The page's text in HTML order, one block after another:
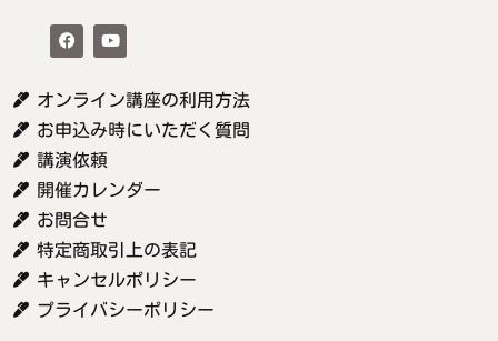
オンライン講座の利用方法
お申込み時にいただく質問
講演依頼
開催カレンダー
お問合せ
特定商取引上の表記
キャンセルポリシー
プライバシーポリシー